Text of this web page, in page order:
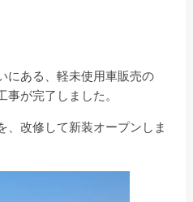
にある、軽未使用車販売の
事が完了しました。
、改修して新装オープンしま